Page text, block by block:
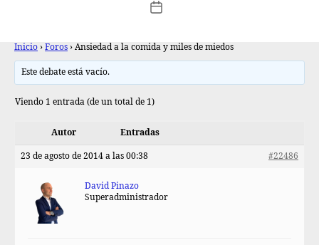
Inicio › Foros › Ansiedad a la comida y miles de miedos
Este debate está vacío.
Viendo 1 entrada (de un total de 1)
Autor Entradas
23 de agosto de 2014 a las 00:38 #22486
David Pinazo
Superadministrador